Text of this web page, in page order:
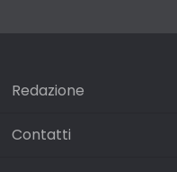
Redazione
Contatti